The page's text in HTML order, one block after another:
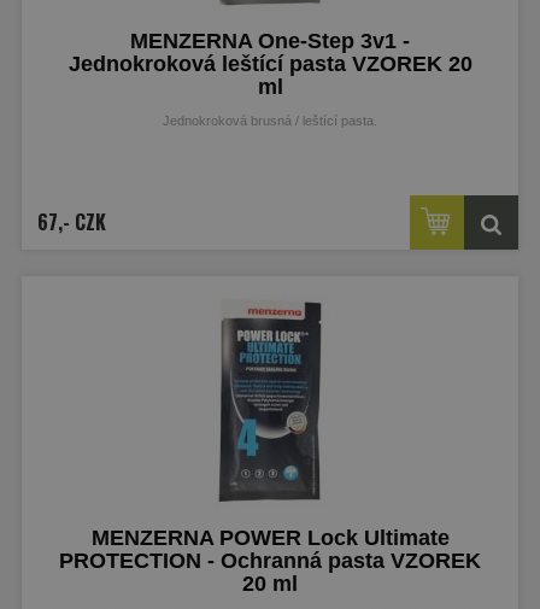
MENZERNA One-Step 3v1 -
Jednokroková leštící pasta VZOREK 20
ml
Jednokroková brusná / leštící pasta.
67,- CZK
MENZERNA POWER Lock Ultimate
PROTECTION - Ochranná pasta VZOREK
20 ml